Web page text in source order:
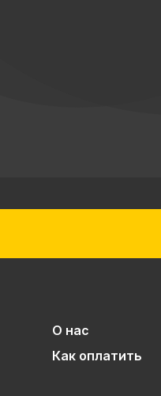
О нас
Как оплатить